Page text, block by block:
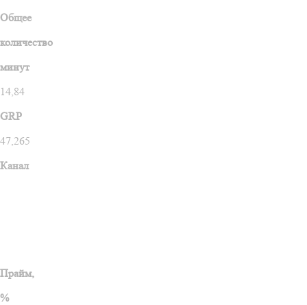
Общее
количество
минут
14,84
GRP
47,265
Канал
Прайм,
%